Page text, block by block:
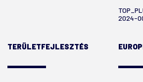
2024-
TERÜLETFEJLESZTÉS